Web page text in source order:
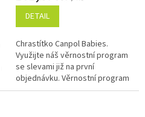
DETAIL
Chrastítko Canpol Babies.
Využijte náš věrnostní program
se slevami již na první
objednávku. Věrnostní program